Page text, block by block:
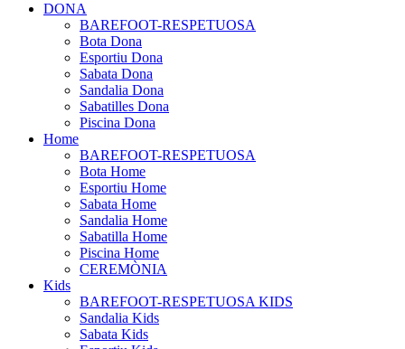
DONA
BAREFOOT-RESPETUOSA
Bota Dona
Esportiu Dona
Sabata Dona
Sandalia Dona
Sabatilles Dona
Piscina Dona
Home
BAREFOOT-RESPETUOSA
Bota Home
Esportiu Home
Sabata Home
Sandalia Home
Sabatilla Home
Piscina Home
CEREMÒNIA
Kids
BAREFOOT-RESPETUOSA KIDS
Sandalia Kids
Sabata Kids